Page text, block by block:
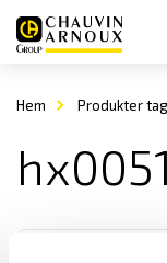
Hem Produkter
hx0051